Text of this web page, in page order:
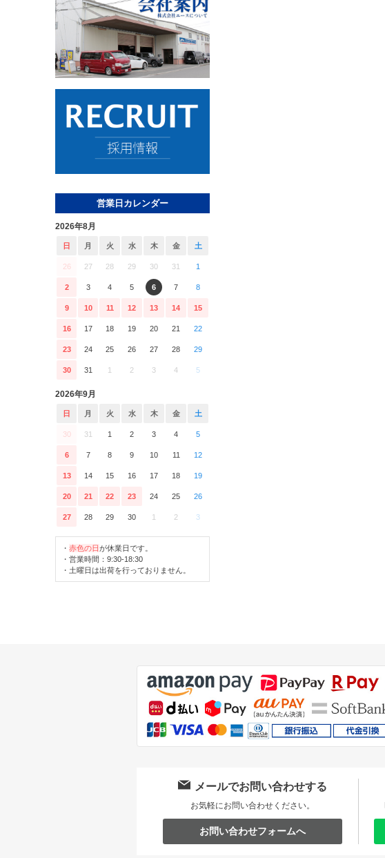
営業日カレンダー
2026年8月
日 月 火 水 木 金 土
26 27 28 29 30 31 1
2 3 4 5 6 7 8
9 10 11 12 13 14 15
16 17 18 19 20 21 22
23 24 25 26 27 28 29
30 31 1 2 3 4 5
2026年9月
日 月 火 水 木 金 土
30 31 1 2 3 4 5
6 7 8 9 10 11 12
13 14 15 16 17 18 19
20 21 22 23 24 25 26
27 28 29 30 1 2 3
・ 赤色の日が休業日です。
・営業時間：9:30-18:30
・土曜日は出荷を行っておりません。
メールでお問い合わせする
お気軽にお問い合わせください。
お問い合わせフォームへ